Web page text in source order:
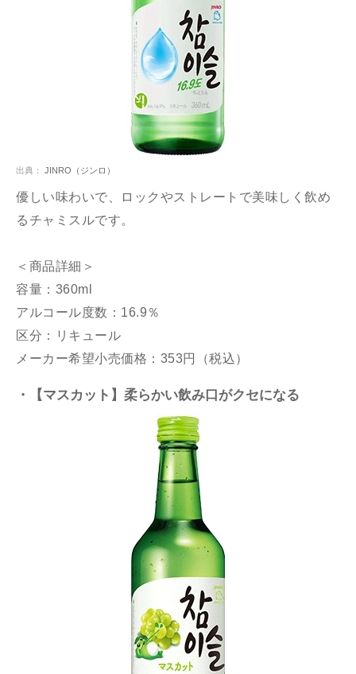
出典： JINRO（ジンロ）
優しい味わいで、ロックやストレートで美味しく飲め
るチャミスルです。
＜商品詳細＞
容量：360ml
アルコール度数：16.9％
区分：リキュール
メーカー希望小売価格：353円（税込）
・【マスカット】柔らかい飲み口がクセになる